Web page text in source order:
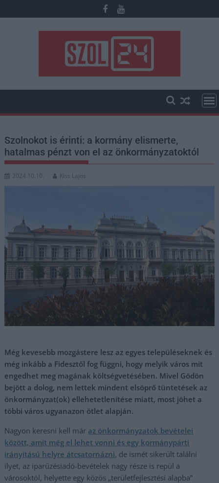
to
Szolnokot is érinti: a kormány elismerte,
hatalmas pénzt von el az önkormányzatoktól
2024.10.10. Kiss Lajos
Még kevesebb mozgástere lesz az egyes településeknek és
még inkább a Fidesztől fog függni, hogy melyik város mit
engedhet meg magának költségvetésében. Mivel Gödön
bejött a dolog, nem lettek mindent elsöprő tüntetések az
önkormányzat(ok) ellehetetlenítése miatt, most jöhet a
többi város ugyanazon ötlet alapján.
Nagyon keresni kell már az önkormányzatok bevételei
között, amit még el lehet vonni és egy kormánypárti
irányítású helyre átcsatornázni, de ismét sikerült találni
ilyet, az iparűzésiadó-bevételek nagy része is repül a
városoktól, helyette egy közös „területfejlesztési alapba”